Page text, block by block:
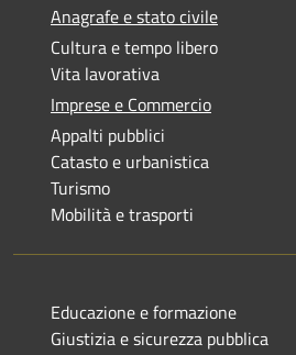
Anagrafe e stato civile
Cultura e tempo libero
Vita lavorativa
Imprese e Commercio
Appalti pubblici
Catasto e urbanistica
Turismo
Mobilità e trasporti
Educazione e formazione
Giustizia e sicurezza pubblica